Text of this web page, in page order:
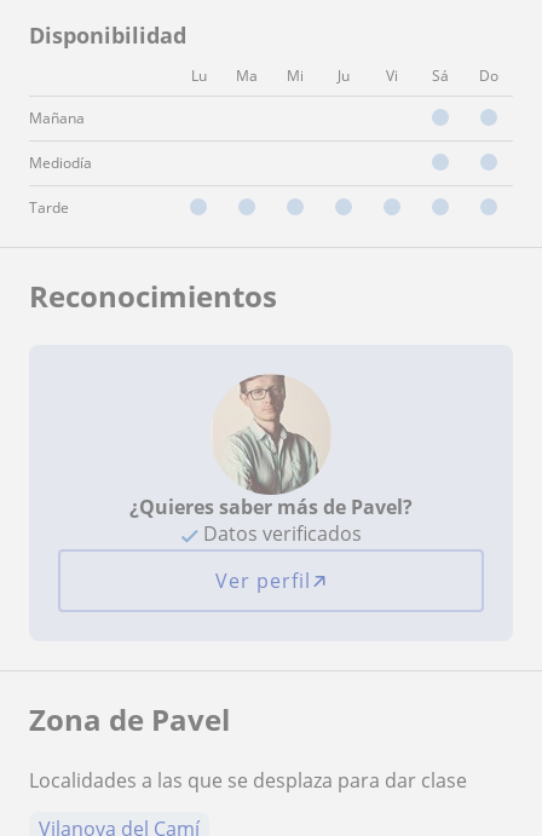
Disponibilidad
Lu Ma Mi Ju Vi Sá Do
Mañana
Mediodía
Tarde
Reconocimientos
¿Quieres saber más de Pavel?
Datos verificados
Ver perfil
Zona de Pavel
Localidades a las que se desplaza para dar clase
Vilanova del Camí